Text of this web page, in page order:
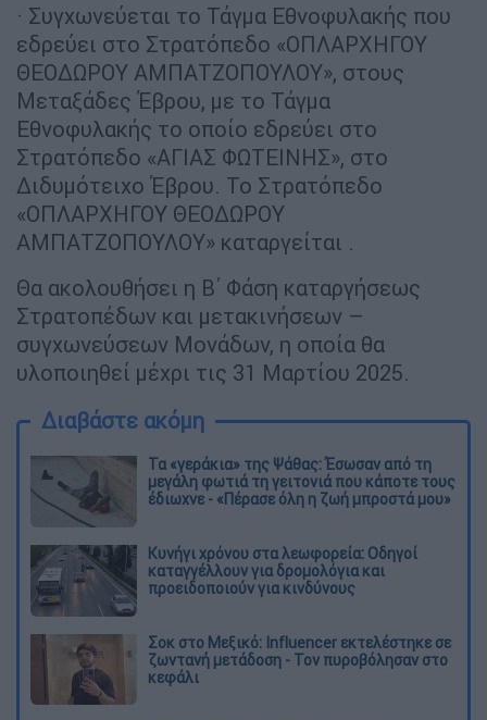
· Συγχωνεύεται το Τάγμα Εθνοφυλακής που
εδρεύει στο Στρατόπεδο «ΟΠΛΑΡΧΗΓΟΥ
ΘΕΟΔΩΡΟΥ ΑΜΠΑΤΖΟΠΟΥΛΟΥ», στους
Μεταξάδες Έβρου, με το Τάγμα
Εθνοφυλακής το οποίο εδρεύει στο
Στρατόπεδο «ΑΓΙΑΣ ΦΩΤΕΙΝΗΣ», στο
Διδυμότειχο Έβρου. Το Στρατόπεδο
«ΟΠΛΑΡΧΗΓΟΥ ΘΕΟΔΩΡΟΥ
ΑΜΠΑΤΖΟΠΟΥΛΟΥ» καταργείται .
Θα ακολουθήσει η Β΄ Φάση καταργήσεως
Στρατοπέδων και μετακινήσεων –
συγχωνεύσεων Μονάδων, η οποία θα
υλοποιηθεί μέχρι τις 31 Μαρτίου 2025.
Διαβάστε ακόμη
Τα «γεράκια» της Ψάθας: Έσωσαν από τη
μεγάλη φωτιά τη γειτονιά που κάποτε τους
έδιωχνε - «Πέρασε όλη η ζωή μπροστά μου»
Κυνήγι χρόνου στα λεωφορεία: Οδηγοί
καταγγέλλουν για δρομολόγια και
προειδοποιούν για κινδύνους
Σοκ στο Μεξικό: Influencer εκτελέστηκε σε
ζωντανή μετάδοση - Τον πυροβόλησαν στο
κεφάλι